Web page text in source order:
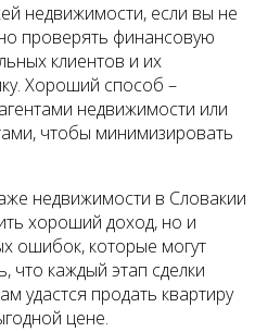
недвижимости, если вы не
проверять финансовую
клиентов и их
Хороший способ –
недвижимости или
чтобы минимизировать
недвижимости в Словакии
хороший доход, но и
ошибок, которые могут
что каждый этап сделки
удастся продать квартиру
цене.